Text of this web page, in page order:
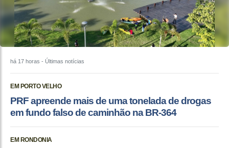
há 17 horas - Últimas notícias
EM PORTO VELHO
PRF apreende mais de uma tonelada de drogas
em fundo falso de caminhão na BR-364
EM RONDONIA